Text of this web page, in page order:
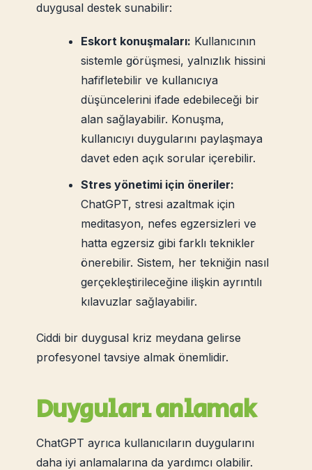
duygusal destek sunabilir:
Eskort konuşmaları: Kullanıcının
sistemle görüşmesi, yalnızlık hissini
hafifletebilir ve kullanıcıya
düşüncelerini ifade edebileceği bir
alan sağlayabilir. Konuşma,
kullanıcıyı duygularını paylaşmaya
davet eden açık sorular içerebilir.
Stres yönetimi için öneriler:
ChatGPT, stresi azaltmak için
meditasyon, nefes egzersizleri ve
hatta egzersiz gibi farklı teknikler
önerebilir. Sistem, her tekniğin nasıl
gerçekleştirileceğine ilişkin ayrıntılı
kılavuzlar sağlayabilir.
Ciddi bir duygusal kriz meydana gelirse
profesyonel tavsiye almak önemlidir.
Duyguları anlamak
ChatGPT ayrıca kullanıcıların duygularını
daha iyi anlamalarına da yardımcı olabilir.